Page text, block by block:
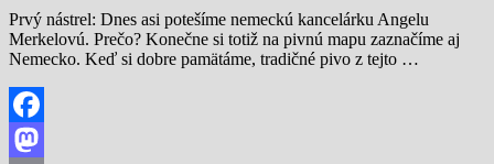
Prvý nástrel: Dnes asi potešíme nemeckú kancelárku Angelu
Merkelovú. Prečo? Konečne si totiž na pivnú mapu zaznačíme aj
Nemecko. Keď si dobre pamätáme, tradičné pivo z tejto …
Facebook